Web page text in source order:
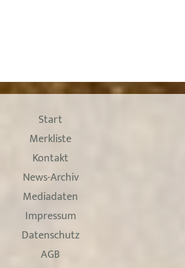
Start
Merkliste
Kontakt
News-Archiv
Mediadaten
Impressum
Datenschutz
AGB